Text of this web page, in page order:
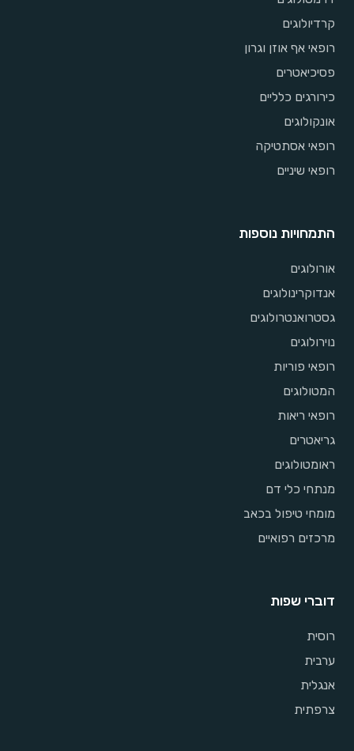
קרדיולוגים
רופאי אף אוזן וגרון
פסיכיאטרים
כירורגים כלליים
אונקולוגים
רופאי אסתטיקה
רופאי שיניים
התמחויות נוספות
אורולוגים
אנדוקרינולוגים
גסטרואנטרולוגים
נוירולוגים
רופאי פוריות
המטולוגים
רופאי ריאות
גריאטרים
ראומטולוגים
מנתחי כלי דם
מומחי טיפול בכאב
מרכזים רפואיים
דוברי שפות
רוסית
ערבית
אנגלית
צרפתית